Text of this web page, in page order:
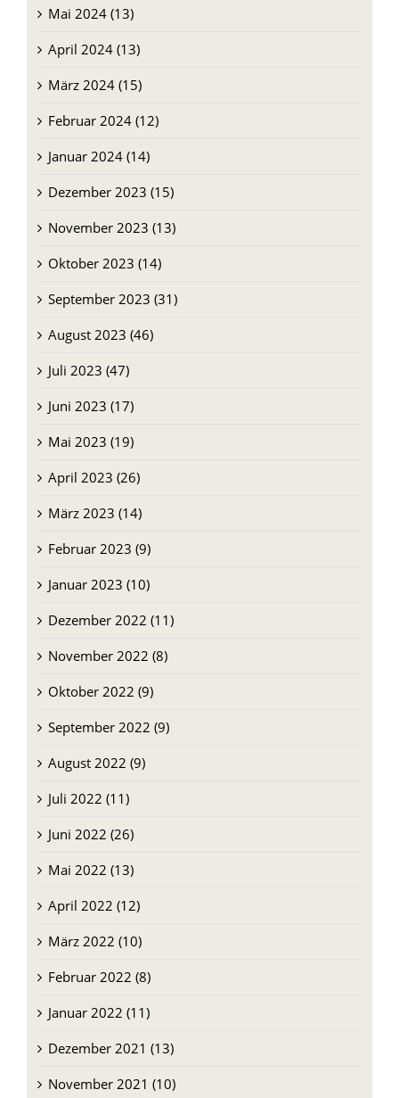
Mai 2024 (13)
April 2024 (13)
März 2024 (15)
Februar 2024 (12)
Januar 2024 (14)
Dezember 2023 (15)
November 2023 (13)
Oktober 2023 (14)
September 2023 (31)
August 2023 (46)
Juli 2023 (47)
Juni 2023 (17)
Mai 2023 (19)
April 2023 (26)
März 2023 (14)
Februar 2023 (9)
Januar 2023 (10)
Dezember 2022 (11)
November 2022 (8)
Oktober 2022 (9)
September 2022 (9)
August 2022 (9)
Juli 2022 (11)
Juni 2022 (26)
Mai 2022 (13)
April 2022 (12)
März 2022 (10)
Februar 2022 (8)
Januar 2022 (11)
Dezember 2021 (13)
November 2021 (10)